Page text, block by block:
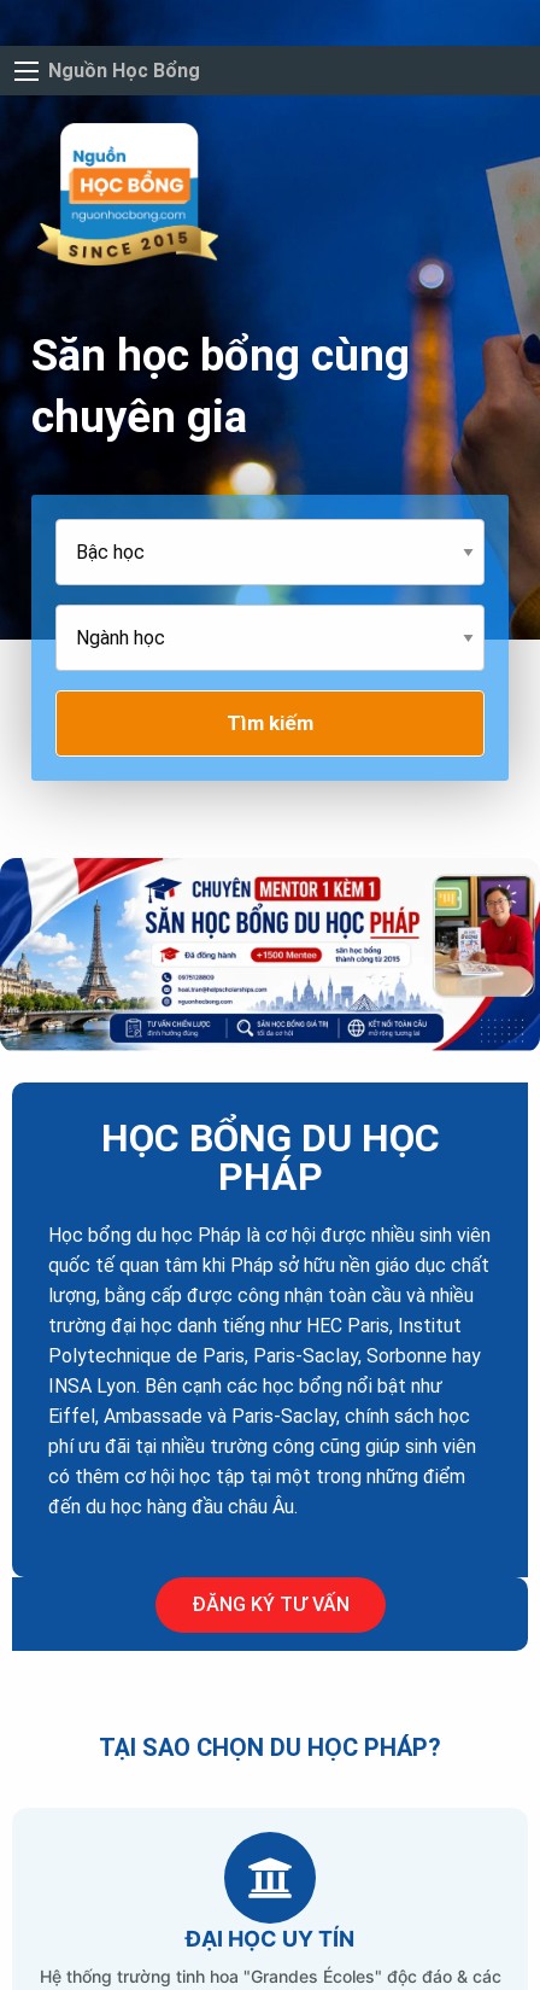
Nguồn Học Bổng
Săn học bổng cùng
chuyên gia
Tìm kiếm
HỌC BỔNG DU HỌC
PHÁP
Học bổng du học Pháp là cơ hội được nhiều sinh viên
quốc tế quan tâm khi Pháp sở hữu nền giáo dục chất
lượng, bằng cấp được công nhận toàn cầu và nhiều
trường đại học danh tiếng như HEC Paris, Institut
Polytechnique de Paris, Paris-Saclay, Sorbonne hay
INSA Lyon. Bên cạnh các học bổng nổi bật như
Eiffel, Ambassade và Paris-Saclay, chính sách học
phí ưu đãi tại nhiều trường công cũng giúp sinh viên
có thêm cơ hội học tập tại một trong những điểm
đến du học hàng đầu châu Âu.
ĐĂNG KÝ TƯ VẤN
TẠI SAO CHỌN DU HỌC PHÁP?
ĐẠI HỌC UY TÍN
Hệ thống trường tinh hoa "Grandes Écoles" độc đáo & các